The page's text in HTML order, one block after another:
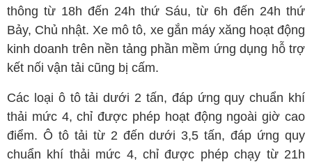
thông từ 18h đến 24h thứ Sáu, từ 6h đến 24h thứ
Bảy, Chủ nhật. Xe mô tô, xe gắn máy xăng hoạt động
kinh doanh trên nền tảng phần mềm ứng dụng hỗ trợ
kết nối vận tải cũng bị cấm.
Các loại ô tô tải dưới 2 tấn, đáp ứng quy chuẩn khí
thải mức 4, chỉ được phép hoạt động ngoài giờ cao
điểm. Ô tô tải từ 2 đến dưới 3,5 tấn, đáp ứng quy
chuẩn khí thải mức 4, chỉ được phép chạy từ 21h